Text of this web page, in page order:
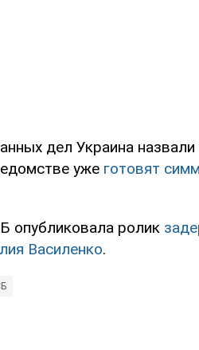
дел Украина
уже готовят
опубликовала ролик
Василенко.